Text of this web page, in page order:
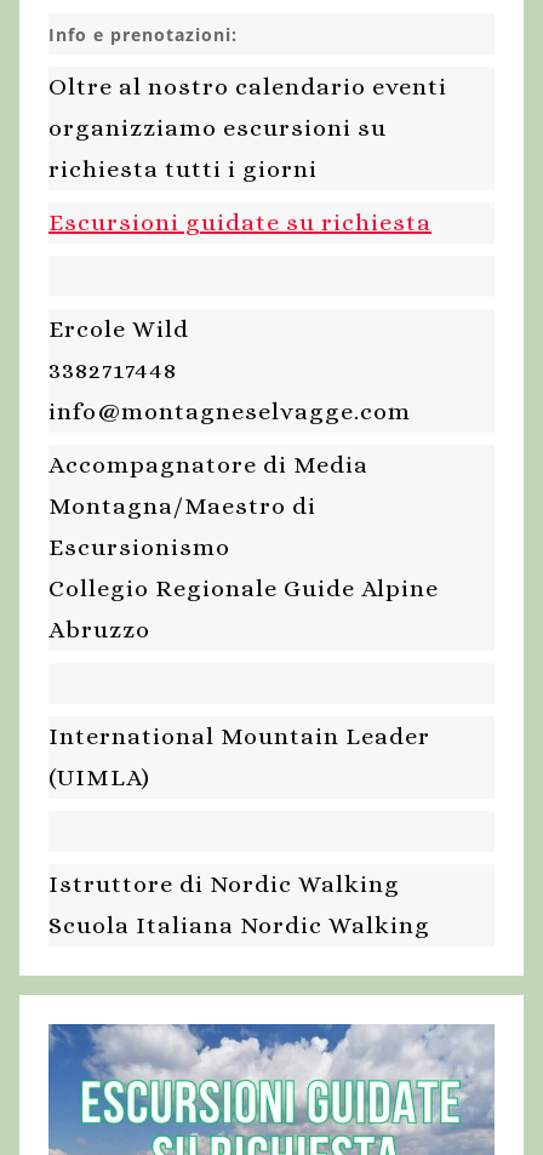
Info e prenotazioni:
Oltre al nostro calendario eventi
organizziamo escursioni su
richiesta tutti i giorni
Escursioni guidate su richiesta
Ercole Wild
3382717448
info@montagneselvagge.com
Accompagnatore di Media
Montagna/Maestro di
Escursionismo
Collegio Regionale Guide Alpine
Abruzzo
International Mountain Leader
(UIMLA)
Istruttore di Nordic Walking
Scuola Italiana Nordic Walking